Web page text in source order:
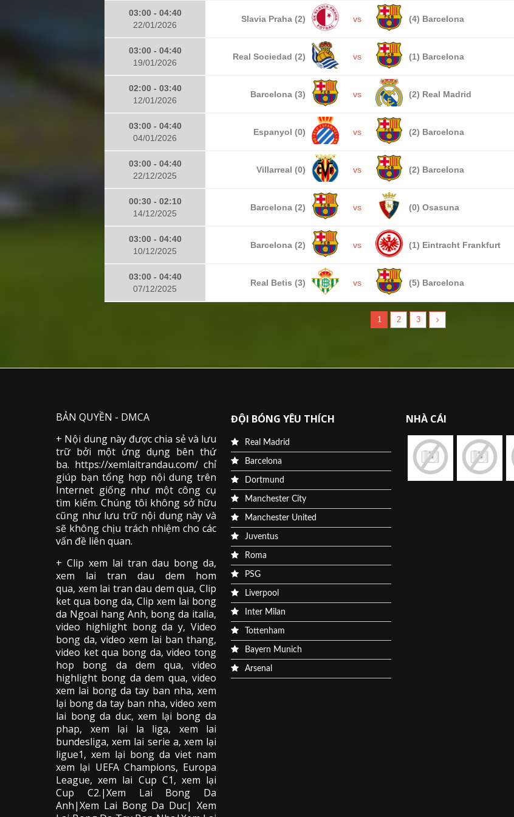
03:00 - 04:40
22/01/2026
Slavia Praha (2) vs (4) Barcelona
03:00 - 04:40
19/01/2026
Real Sociedad (2) vs (1) Barcelona
02:00 - 03:40
12/01/2026
Barcelona (3) vs (2) Real Madrid
03:00 - 04:40
04/01/2026
Espanyol (0) vs (2) Barcelona
03:00 - 04:40
22/12/2025
Villarreal (0) vs (2) Barcelona
00:30 - 02:10
14/12/2025
Barcelona (2) vs (0) Osasuna
03:00 - 04:40
10/12/2025
Barcelona (2) vs (1) Eintracht Frankfurt
03:00 - 04:40
07/12/2025
Real Betis (3) vs (5) Barcelona
1 2 3
BẢN QUYỀN - DMCA
+ Nội dung này được chia sẻ và lưu
trữ bởi một ứng dụng bên thứ
ba. https://xemlaitrandau.com/ chỉ
giúp bạn tổng hợp nội dung trên
Internet giống như một công cụ
tìm kiếm. Chúng tôi không sở hữu
cũng như lưu trữ nội dung này và
sẽ không chịu trách nhiệm cho các
vấn đề liên quan.
+ Clip xem lai tran dau bong da,
xem lai tran dau dem hom
qua, xem lai tran dau dem qua, Clip
ket qua bong da, Clip xem lai bong
da Ngoai hang Anh, bong da italia,
video highlight bong da y, Video
bong da, video xem lai ban thang,
video ket qua bong da, video tong
hop bong da dem qua, video
highlight bong da dem qua,video
xem lai bong da tay ban nha, xem
lại bong da tay ban nha,video xem
lai bong da duc, xem lại bong da
phap, xem lại la liga, xem lai
bundesliga, xem lai serie a, xem lại
ligue1, xem lại bong da viet nam
xem lại UEFA Champions, Europa
League, xem lai Cup C1, xem lại
Cup C2.|Xem Lai Bong Da
Anh|Xem Lai Bong Da Duc| Xem
ĐỘI BÓNG YÊU THÍCH
Real Madrid
Barcelona
Dortmund
Manchester City
Manchester United
Juventus
Roma
PSG
Liverpool
Inter Milan
Tottenham
Bayern Munich
Arsenal
NHÀ CÁI